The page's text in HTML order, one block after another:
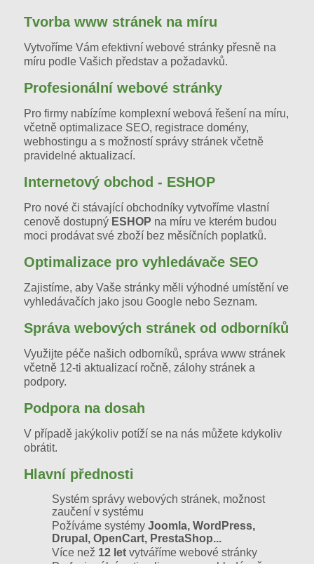
Tvorba www stránek na míru
Vytvoříme Vám efektivní webové stránky přesně na
míru podle Vašich představ a požadavků.
Profesionální webové stránky
Pro firmy nabízíme komplexní webová řešení na míru,
včetně optimalizace SEO, registrace domény,
webhostingu a s možností správy stránek včetně
pravidelné aktualizací.
Internetový obchod - ESHOP
Pro nové či stávající obchodníky vytvoříme vlastní
cenově dostupný ESHOP na míru ve kterém budou
moci prodávat své zboží bez měsíčních poplatků.
Optimalizace pro vyhledávače SEO
Zajistíme, aby Vaše stránky měli výhodné umístění ve
vyhledávačích jako jsou Google nebo Seznam.
Správa webových stránek od odborníků
Využijte péče našich odborníků, správa www stránek
včetně 12-ti aktualizací ročně, zálohy stránek a
podpory.
Podpora na dosah
V případě jakýkoliv potíží se na nás můžete kdykoliv
obrátit.
Hlavní přednosti
Systém správy webových stránek, možnost
zaučení v systému
Požíváme systémy Joomla, WordPress,
Drupal, OpenCart, PrestaShop...
Více než 12 letvytváříme webové stránky